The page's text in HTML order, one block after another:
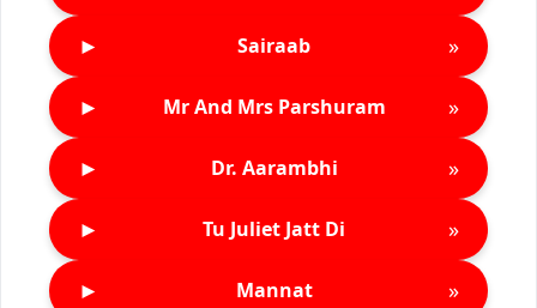
► Sairaab »
► Mr And Mrs Parshuram »
► Dr. Aarambhi »
► Tu Juliet Jatt Di »
► Mannat »